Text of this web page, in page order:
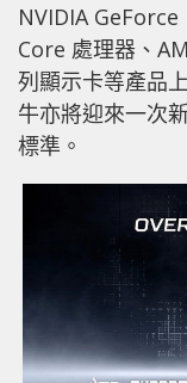
NVIDIA
Core 處理器、
列顯示卡等產品
牛亦將迎來一次
標準。